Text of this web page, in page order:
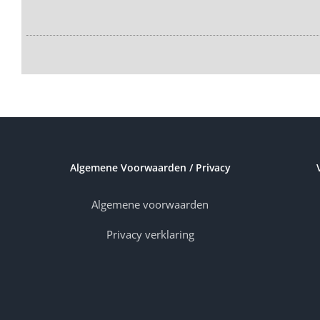
Algemene Voorwaarden / Privacy
Algemene voorwaarden
Privacy verklaring